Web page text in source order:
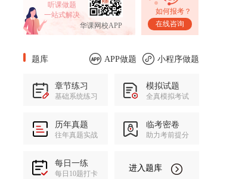
听课做题
一站式解决
华课网校APP
如何报考？
在线咨询
题库 APP做题 小程序做题
章节练习
基础系统练习
模拟试题
全真模拟考试
历年真题
往年真题实战
临考密卷
助力考前提分
每日一练
每日10题打卡
进入题库